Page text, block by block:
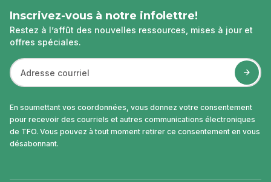
Inscrivez-vous à notre infolettre!
Restez à l’affût des nouvelles ressources, mises à jour et
offres spéciales.
En soumettant vos coordonnées, vous donnez votre consentement
pour recevoir des courriels et autres communications électroniques
de TFO. Vous pouvez à tout moment retirer ce consentement en vous
désabonnant.